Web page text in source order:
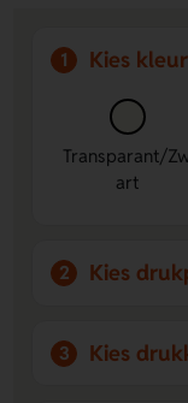
1 Kies kleur
Transparant/
art
2 Kies
3 Kies